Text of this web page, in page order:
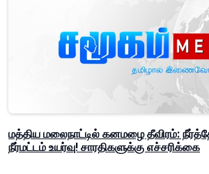
மத்திய மலைநாட்டில் கனமழை தீவிரம்:
நீர்மட்டம் உயர்வு! சாரதிகளுக்கு எச்சரிக்கை